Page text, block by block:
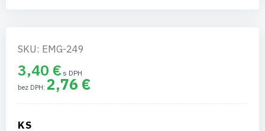
SKU: EMG-249
3,40 €
2,76 €
KS